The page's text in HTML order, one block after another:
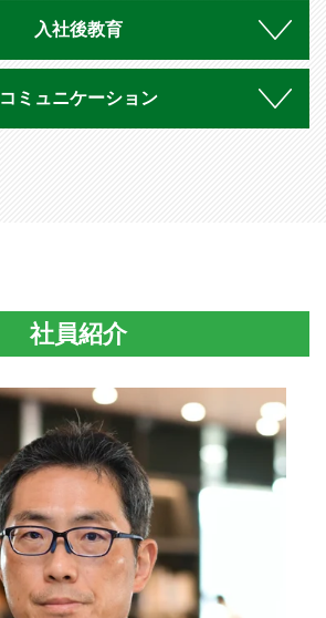
入社後教育
コミュニケーション
社員紹介